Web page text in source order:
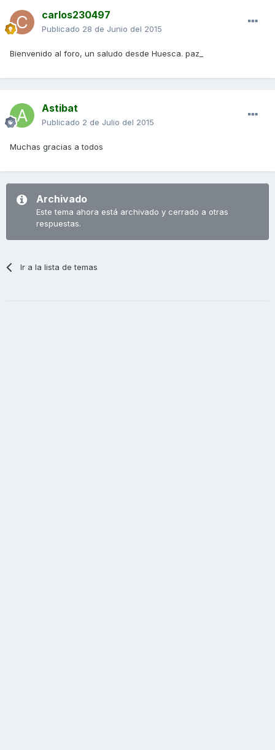
carlos230497
Publicado 28 de Junio del 2015
Bienvenido al foro, un saludo desde Huesca. paz_
Astibat
Publicado 2 de Julio del 2015
Muchas gracias a todos
Archivado
Este tema ahora está archivado y cerrado a otras
respuestas.
Ir a la lista de temas